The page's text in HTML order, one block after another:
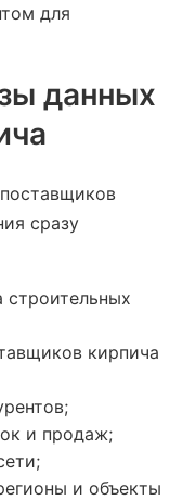
для
данных
сразу
строительных
кирпича
и продаж;
и объекты